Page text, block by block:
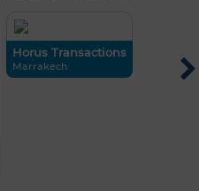
Horus Transactions
Marrakech